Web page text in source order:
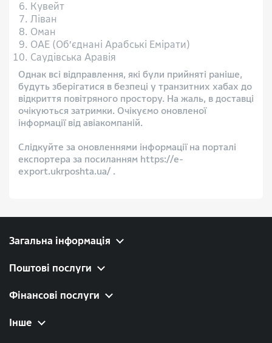
Кувейт
Ліван
Оман
ОАЕ (Об’єднані Арабські Емірати)
Саудівська Аравія
Однак всі відправлення, які були прийняті раніше,
будуть зберігатися в безпеці у транзитних хабах до
відкриття повітряного простору. На жаль, в доставці
очікуються затримки. Очікуємо оновленої
інформації від авіакомпаній.
Слідкуйте за оновленнями інформації на порталі
експортера за посиланням https://e-
export.ukrposhta.ua/ .
Загальна інформація
Поштові послуги
Фінансові послуги
Інше